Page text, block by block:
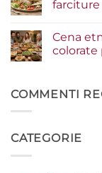
a
fanno
differenza
cinema
i
segreti
per
filanti
perfetti
farciture
su
Piadine
e
originali
per
leggere
Cena
colorate
Cena
etnica
e
COMMENTI
CATEGORIE